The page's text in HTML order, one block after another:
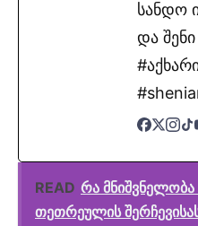
სანდო
და
READ რა
თეთრეულის